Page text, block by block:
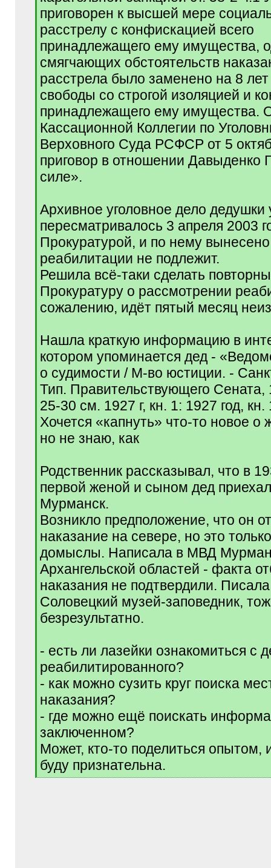
приговорен к высшей мере
расстрелу с конфискацией всего
принадлежащего ему имущества,
смягчающих обстоятельств
расстрела было заменено на 8
свободы со строгой изоляцией и
принадлежащего ему имущества.
Кассационной Коллегии по
Верховного Суда РСФСР от 5
приговор в отношении Давыденко
силе».
Архивное уголовное дело дедушки
пересматривалось 3 апреля 2003
Прокуратурой, и по нему
реабилитации не подлежит.
Решила всё-таки сделать
Прокуратуру о рассмотрении
сожалению, идёт пятый месяц
Нашла краткую информацию в
котором упоминается дед -
о судимости / М-во юстиции. -
Тип. Правительствующего Сената,
25-30 см. 1927 г, кн. 1: 1927 год,
Хочется «капнуть» что-то новое о
но не знаю, как
Родственник рассказывал, что в
первой женой и сыном дед приехал
Мурманск.
Возникло предположение, что он
наказание на севере, но это
домыслы. Написала в МВД
Архангельской областей - факта
наказания не подтвердили.
Соловецкий музей-заповедник,
безрезультатно.
- есть ли лазейки ознакомиться с
реабилитированного?
- как можно сузить круг поиска
наказания?
- где можно ещё поискать
заключенном?
Может, кто-то поделиться опытом,
буду признательна.
[